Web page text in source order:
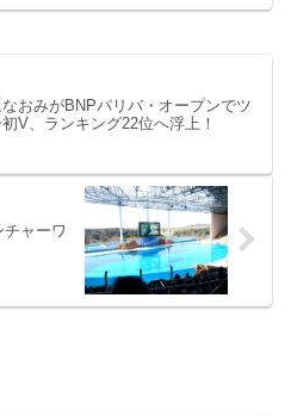
違う。
なおみがBNPパリバ・オープンでツ
V、ランキング22位へ浮上！
ャーワ